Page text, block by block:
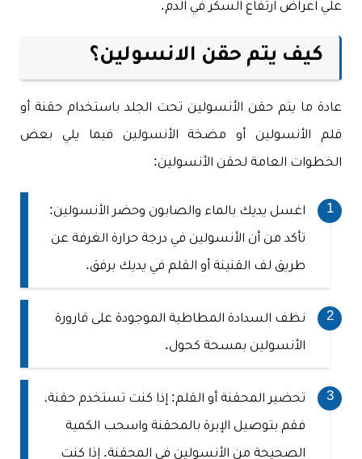
علي اعراض ارتفاع السكر في الدم.
كيف يتم حقن الانسولين؟
عادة ما يتم حقن الأنسولين تحت الجلد باستخدام حقنة أو
قلم الأنسولين أو مضخة الأنسولين فيما يلي بعض
الخطوات العامة لحقن الأنسولين:
اغسل يديك بالماء والصابون وحضر الأنسولين:
تأكد من أن الأنسولين في درجة حرارة الغرفة عن
طريق لف القنينة أو القلم في يديك برفق.
نظف السدادة المطاطية الموجودة على قارورة
الأنسولين بمسحة كحول.
تحضير المحقنة أو القلم: إذا كنت تستخدم حقنة،
فقم بتوصيل الإبرة بالمحقنة واسحب الكمية
الصحيحة من الأنسولين في المحقنة. إذا كنت